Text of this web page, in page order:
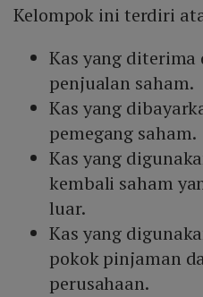
Kelompok ini terdiri
Kas yang
penjualan saham.
Kas yang
pemegang saham.
Kas yang
kembali saham
luar.
Kas yang
pokok pinjaman
perusahaan.